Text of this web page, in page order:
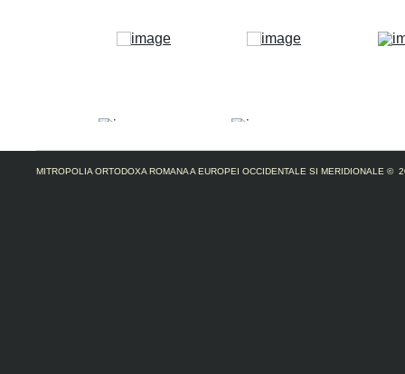
MITROPOLIA ORTODOXA ROMANA A EUROPEI OCCIDENTALE SI MERIDIONALE ©